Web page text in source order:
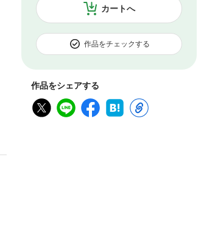
カートへ
作品をチェックする
作品をシェアする